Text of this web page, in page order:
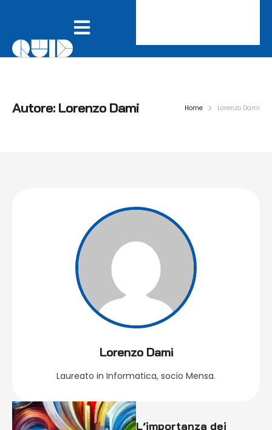
Autore: Lorenzo Dami Home Lorenzo Dami
Lorenzo Dami
Laureato in Informatica, socio Mensa.
L’importanza dei